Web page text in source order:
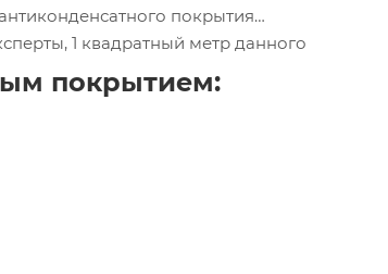
покрытия
1 квадратный метр данного
покрытием: